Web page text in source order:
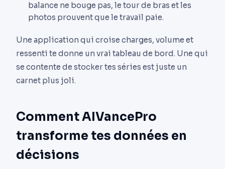
balance ne bouge pas, le tour de bras et les
photos prouvent que le travail paie.
Une application qui croise charges, volume et
ressenti te donne un vrai tableau de bord. Une qui
se contente de stocker tes séries est juste un
carnet plus joli.
Comment AIVancePro
transforme tes données en
décisions